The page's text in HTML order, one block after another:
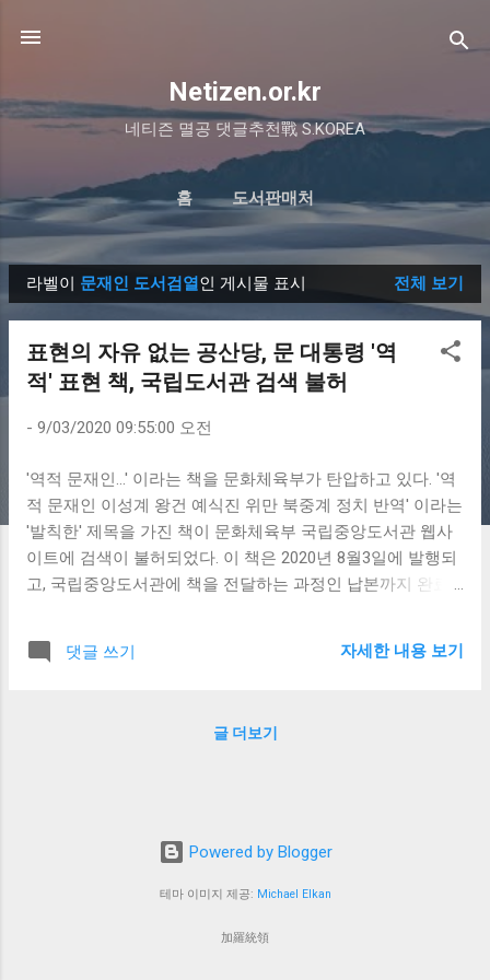
Netizen.or.kr
네티즌 멸공 댓글추천戰 S.KOREA
홈 도서판매처
글
라벨이 문재인 도서검열인 게시물 표시 전체 보기
표현의 자유 없는 공산당, 문 대통령 '역
적' 표현 책, 국립도서관 검색 불허
- 9/03/2020 09:55:00 오전
'역적 문재인...' 이라는 책을 문화체육부가 탄압하고 있다. '역
적 문재인 이성계 왕건 예식진 위만 북중계 정치 반역' 이라는
'발칙한' 제목을 가진 책이 문화체육부 국립중앙도서관 웹사
이트에 검색이 불허되었다. 이 책은 2020년 8월3일에 발행되
고, 국립중앙도서관에 책을 전달하는 과정인 납본까지 완료
부는 문민정부라면서 문화시민의 저작을 등록 금지시키는
사실을 들어 미래를 추측하는 책이다. 과거 고려 우왕의 역적
는 제도다. 요즘 떠도는 상소문들이 황제인 국민의 심기를 불
때문이다. 이 책은 국민의 신하, 문재인이, 황제인 국민을 해
댓글 쓰기 자세한 내용 보기
글 더보기
Powered by Blogger
테마 이미지 제공: Michael Elkan
加羅統領